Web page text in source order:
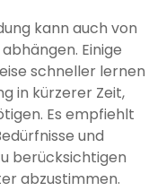
kann auch von
Einige
schneller lernen
in kürzerer Zeit,
Es empfiehlt
und
berücksichtigen
abzustimmen.